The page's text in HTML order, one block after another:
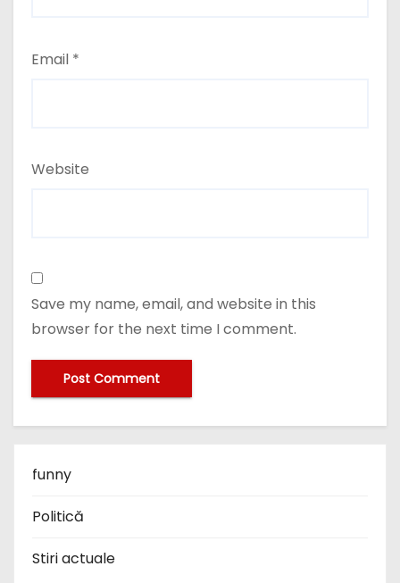
Email *
Website
Save my name, email, and website in this
browser for the next time I comment.
funny
Politică
Stiri actuale